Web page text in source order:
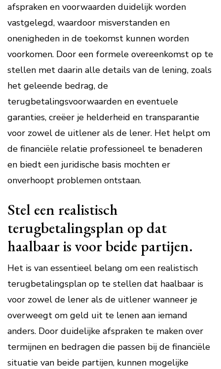
afspraken en voorwaarden duidelijk worden
vastgelegd, waardoor misverstanden en
onenigheden in de toekomst kunnen worden
voorkomen. Door een formele overeenkomst op te
stellen met daarin alle details van de lening, zoals
het geleende bedrag, de
terugbetalingsvoorwaarden en eventuele
garanties, creëer je helderheid en transparantie
voor zowel de uitlener als de lener. Het helpt om
de financiële relatie professioneel te benaderen
en biedt een juridische basis mochten er
onverhoopt problemen ontstaan.
Stel een realistisch
terugbetalingsplan op dat
haalbaar is voor beide partijen.
Het is van essentieel belang om een realistisch
terugbetalingsplan op te stellen dat haalbaar is
voor zowel de lener als de uitlener wanneer je
overweegt om geld uit te lenen aan iemand
anders. Door duidelijke afspraken te maken over
termijnen en bedragen die passen bij de financiële
situatie van beide partijen, kunnen mogelijke